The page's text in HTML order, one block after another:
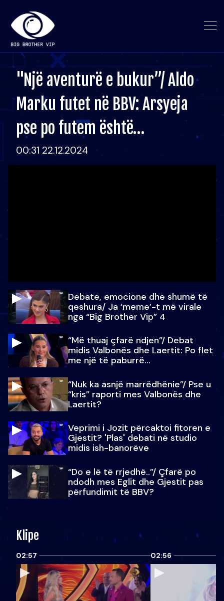
"Një aventurë e bukur”/ Aldo
Marku futet në BBV: Arsyeja
pse po futem është…
00:31 22.12.2024
Debate, emocione dhe shumë të
qeshura/ Ja ‘meme’-t më virale
nga “Big Brother Vip” 4
“Më thuaj çfarë ndjen”/ Debat
midis Valbonës dhe Laertit: Po flet
me një të paburrë...
“Nuk ka asnjë marrëdhënie”/ Pse u
“kris” raporti mes Valbonës dhe
Laertit?
Veprimi i Jozit përcaktoi fitoren e
Gjestit? 'Plas' debati në studio
midis ish-banorëve
“Do e lë të rrjedhë..”/ Çfarë po
ndodh mes Eglit dhe Gjestit pas
përfundimit të BBV?
Klipe
02:57 02:56